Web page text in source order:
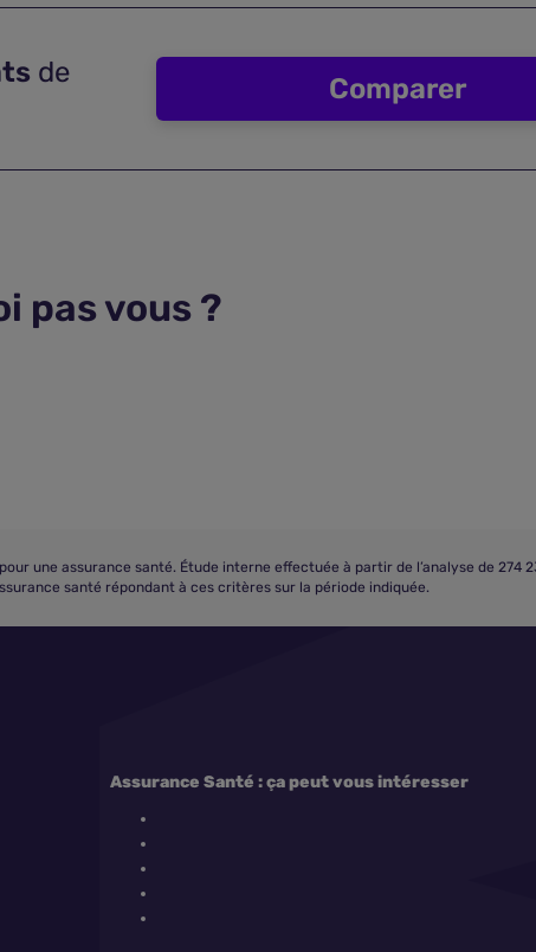
de
Comparer
pas vous ?
une assurance santé. Étude interne effectuée à partir de l’analyse de 274
santé répondant à ces critères sur la période indiquée.
Assurance Santé : ça peut vous intéresser